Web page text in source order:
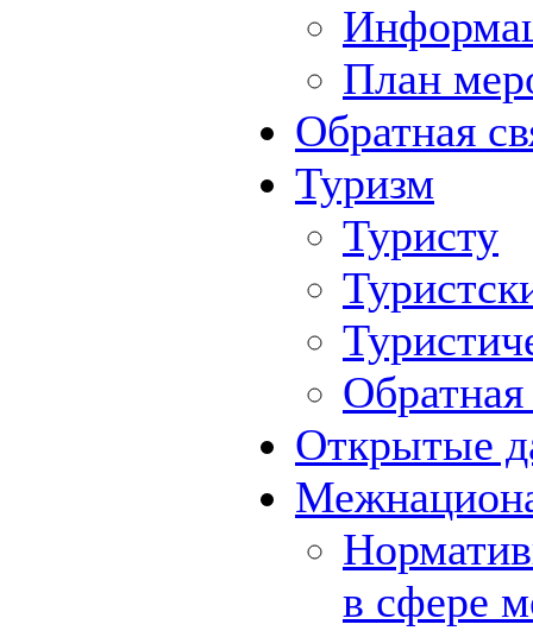
План
Обратная
Туризм
Туристу
Обратная
Открытые
в сфере